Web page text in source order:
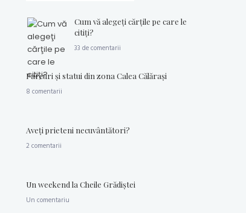
Cum vă alegeţi cărţile pe care le
citiţi?
33 de comentarii
Parcuri şi statui din zona Calea Călăraşi
8 comentarii
Aveţi prieteni necuvântători?
2 comentarii
Un weekend la Cheile Grădiştei
Un comentariu